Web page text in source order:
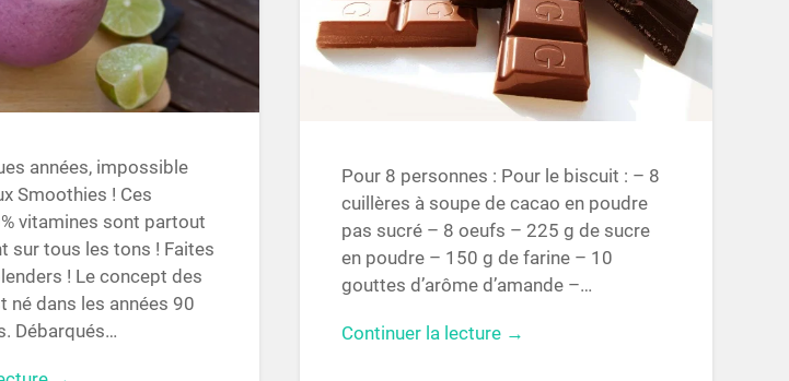
années, impossible
Smoothies ! Ces
vitamines sont partout
sur tous les tons ! Faites
! Le concept des
né dans les années 90
Débarqués…
Pour 8 personnes : Pour le biscuit : – 8
cuillères à soupe de cacao en poudre
pas sucré – 8 oeufs – 225 g de sucre
en poudre – 150 g de farine – 10
gouttes d’arôme d’amande –…
Continuer la lecture →